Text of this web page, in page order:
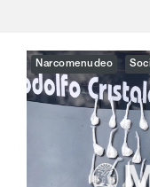
Narcomenudeo